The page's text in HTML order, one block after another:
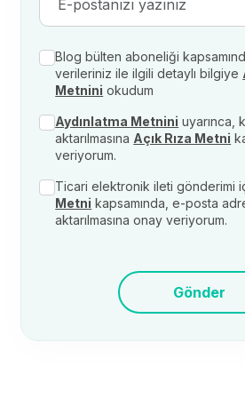
Blog bülten aboneliği
verileriniz ile ilgili detaylı bilgiye
Metnini okudum
Aydınlatma Metnini uyarınca,
aktarılmasına Açık Rıza Metni
veriyorum.
Ticari elektronik ileti gönderimi
Metni kapsamında, e-posta
aktarılmasına onay veriyorum.
Gönder